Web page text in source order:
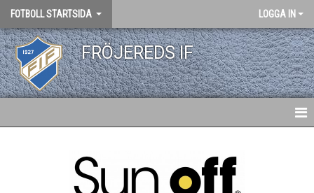
FOTBOLL STARTSIDA LOGGA IN
FRÖJEREDS IF